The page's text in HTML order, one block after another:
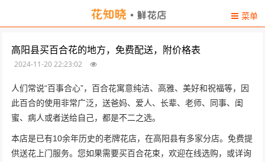
菜单
高阳县买百合花的地方，免费配送，附价格表
2024-11-20 22:23:02
人们常说“百事合心”，百合花寓意纯洁、高雅、美好和祝福等，因
此百合的使用非常广泛，送爸妈、爱人、长辈、老师、同事、闺
蜜、病人或者送给自己，都是不二之选。
本店是已有10余年历史的老牌花店，在高阳县有多家分店。免费提
供送花上门服务。您如果需要买百合花束，欢迎在线选购，或详询